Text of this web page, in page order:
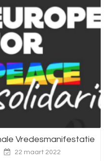
Vredesmanifestatie
22 maart 2022